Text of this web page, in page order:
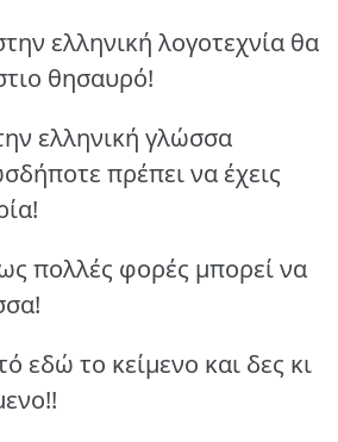
ελληνική λογοτεχνία θα
θησαυρό!
ελληνική γλώσσα
πρέπει να έχεις
πολλές φορές μπορεί να
εδώ το κείμενο και δες κι